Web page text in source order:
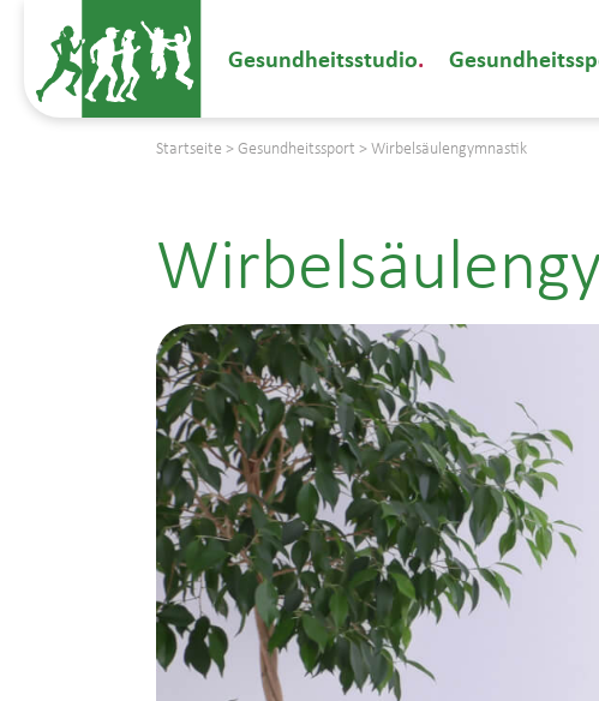
Gesundheitsstudio
Startseite > Gesundheitssport > Wirbelsäulengymnastik